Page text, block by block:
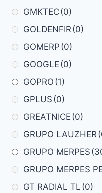
GMKTEC(0)
GOLDENFIR(0)
GOMERP (0)
GOOGLE (0)
GOPRO (1)
GPLUS (0)
GREATNICE (0)
GRUPO LAUZHER
GRUPO MERPES
GRUPO MERPES
GT RADIAL TL (0)